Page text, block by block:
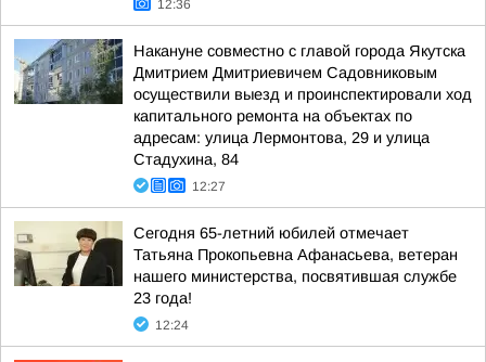
12:36
Накануне совместно с главой города Якутска
Дмитрием Дмитриевичем Садовниковым
осуществили выезд и проинспектировали ход
капитального ремонта на объектах по
адресам: улица Лермонтова, 29 и улица
Стадухина, 84
12:27
Сегодня 65-летний юбилей отмечает
Татьяна Прокопьевна Афанасьева, ветеран
нашего министерства, посвятившая службе
23 года!
12:24